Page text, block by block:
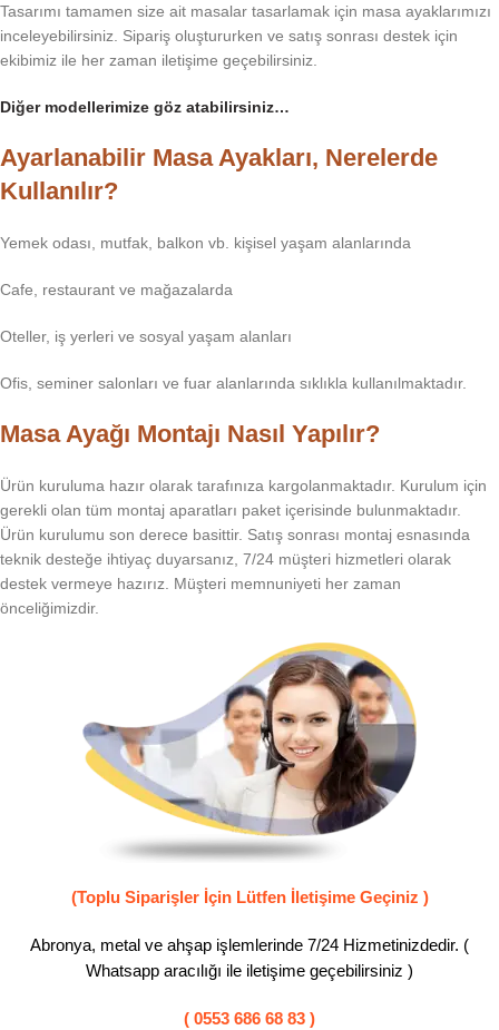
Tasarımı tamamen size ait masalar tasarlamak için masa ayaklarımızı
inceleyebilirsiniz. Sipariş oluştururken ve satış sonrası destek için
ekibimiz ile her zaman iletişime geçebilirsiniz.
Diğer modellerimize göz atabilirsiniz…
Ayarlanabilir Masa Ayakları, Nerelerde
Kullanılır?
Yemek odası, mutfak, balkon vb. kişisel yaşam alanlarında
Cafe, restaurant ve mağazalarda
Oteller, iş yerleri ve sosyal yaşam alanları
Ofis, seminer salonları ve fuar alanlarında sıklıkla kullanılmaktadır.
Masa Ayağı Montajı Nasıl Yapılır?
Ürün kuruluma hazır olarak tarafınıza kargolanmaktadır. Kurulum için
gerekli olan tüm montaj aparatları paket içerisinde bulunmaktadır.
Ürün kurulumu son derece basittir. Satış sonrası montaj esnasında
teknik desteğe ihtiyaç duyarsanız, 7/24 müşteri hizmetleri olarak
destek vermeye hazırız. Müşteri memnuniyeti her zaman
önceliğimizdir.
(Toplu Siparişler İçin Lütfen İletişime Geçiniz )
Abronya, metal ve ahşap işlemlerinde 7/24 Hizmetinizdedir. (
Whatsapp aracılığı ile iletişime geçebilirsiniz )
( 0553 686 68 83 )